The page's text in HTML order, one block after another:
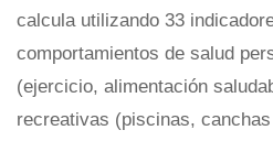
calcula utilizando 33
comportamientos de salud
(ejercicio, alimentación
recreativas (piscinas,